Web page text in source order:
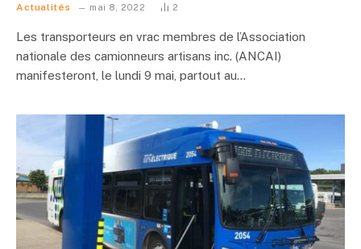
Actualités mai 8, 2022 2
Les transporteurs en vrac membres de l’Association
nationale des camionneurs artisans inc. (ANCAI)
manifesteront, le lundi 9 mai, partout au…